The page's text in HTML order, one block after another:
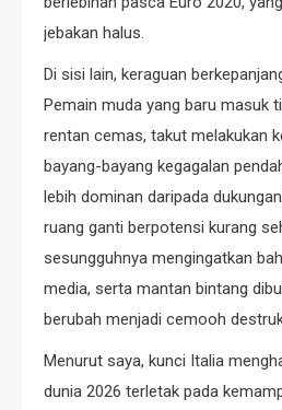
jebakan halus.
Di sisi lain, keraguan
Pemain muda yang baru masuk
rentan cemas, takut melakukan
bayang-bayang kegagalan
lebih dominan daripada
ruang ganti berpotensi kurang
sesungguhnya mengingatkan
media, serta mantan bintang
berubah menjadi cemooh
Menurut saya, kunci Italia
dunia 2026 terletak pada